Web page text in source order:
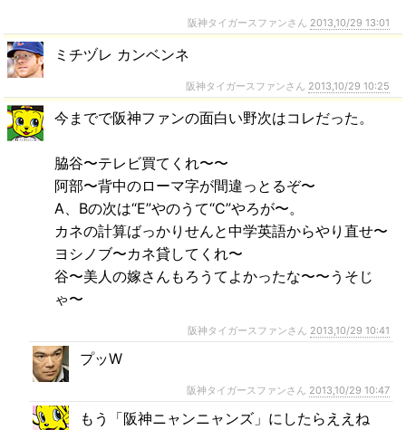
阪神タイガースファンさん 2013,10/29 13:01
ミチヅレ カンベンネ
阪神タイガースファンさん 2013,10/29 10:25
今までで阪神ファンの面白い野次はコレだった。
脇谷〜テレビ買てくれ〜〜
阿部〜背中のローマ字が間違っとるぞ〜
A、Bの次は“E”やのうて“C”やろが〜。
カネの計算ばっかりせんと中学英語からやり直せ〜
ヨシノブ〜カネ貸してくれ〜
谷〜美人の嫁さんもろうてよかったな〜〜うそじ
ゃ〜
阪神タイガースファンさん 2013,10/29 10:41
プッW
阪神タイガースファンさん 2013,10/29 10:47
もう「阪神ニャンニャンズ」にしたらええね